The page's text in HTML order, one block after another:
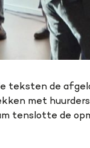
teksten de
met
tenslotte de